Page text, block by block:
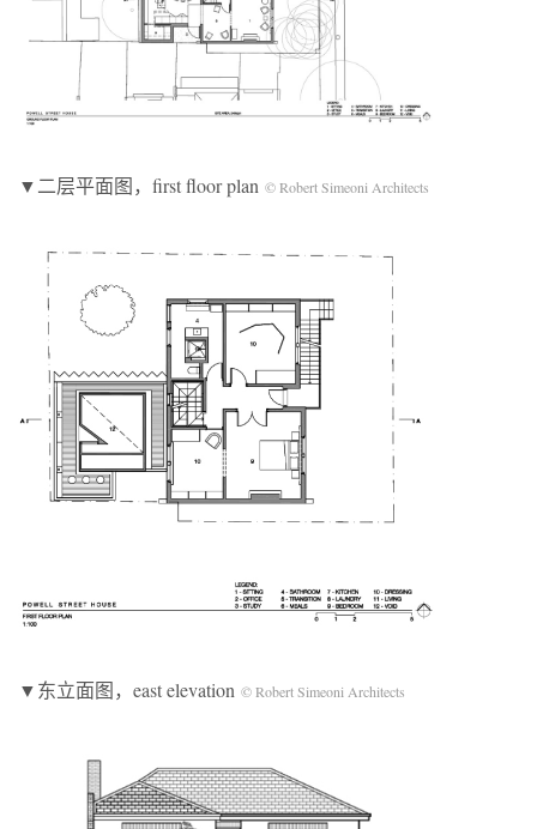
▼二层平面图，first floor plan © Robert Simeoni Architects
▼东立面图，east elevation © Robert Simeoni Architects